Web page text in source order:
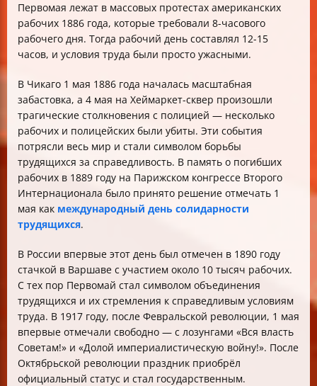
Первомая лежат в массовых протестах американских
рабочих 1886 года, которые требовали 8-часового
рабочего дня. Тогда рабочий день составлял 12-15
часов, и условия труда были просто ужасными.
В Чикаго 1 мая 1886 года началась масштабная
забастовка, а 4 мая на Хеймаркет-сквер произошли
трагические столкновения с полицией — несколько
рабочих и полицейских были убиты. Эти события
потрясли весь мир и стали символом борьбы
трудящихся за справедливость. В память о погибших
рабочих в 1889 году на Парижском конгрессе Второго
Интернационала было принято решение отмечать 1
мая как международный день солидарности
трудящихся.
В России впервые этот день был отмечен в 1890 году
стачкой в Варшаве с участием около 10 тысяч рабочих.
С тех пор Первомай стал символом объединения
трудящихся и их стремления к справедливым условиям
труда. В 1917 году, после Февральской революции, 1 мая
впервые отмечали свободно — с лозунгами «Вся власть
Советам!» и «Долой империалистическую войну!». После
Октябрьской революции праздник приобрёл
официальный статус и стал государственным.